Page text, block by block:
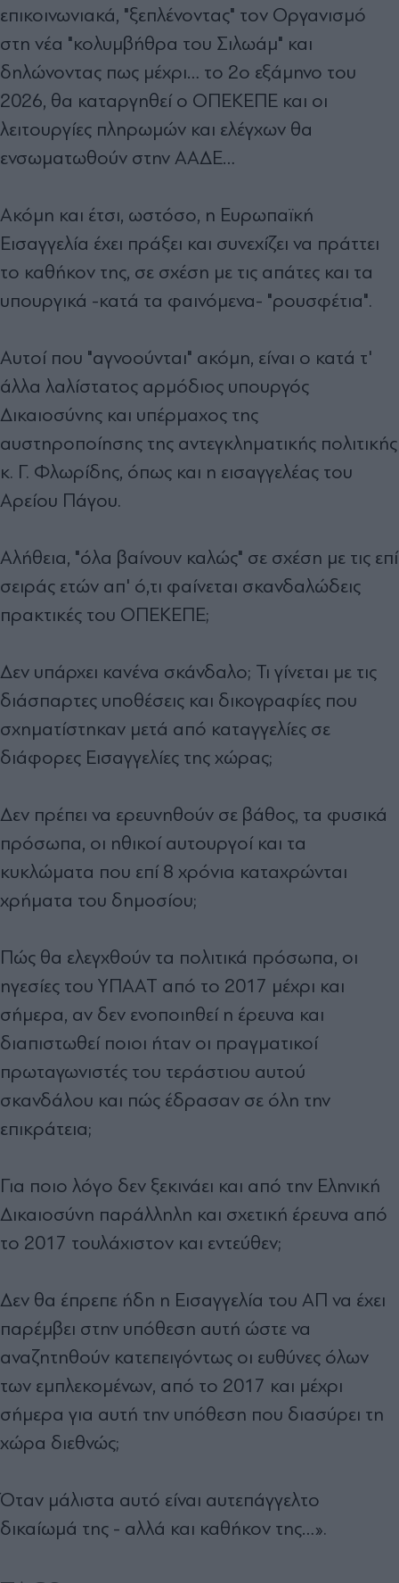
επικοινωνιακά, "ξεπλένοντας" τον Οργανισμό
στη νέα "κολυμβήθρα του Σιλωάμ" και
δηλώνοντας πως μέχρι… το 2ο εξάμηνο του
2026, θα καταργηθεί ο ΟΠΕΚΕΠΕ και οι
λειτουργίες πληρωμών και ελέγχων θα
ενσωματωθούν στην ΑΑΔΕ…
Ακόμη και έτσι, ωστόσο, η Ευρωπαϊκή
Εισαγγελία έχει πράξει και συνεχίζει να πράττει
το καθήκον της, σε σχέση με τις απάτες και τα
υπουργικά -κατά τα φαινόμενα- "ρουσφέτια".
Αυτοί που "αγνοούνται" ακόμη, είναι ο κατά τ'
άλλα λαλίστατος αρμόδιος υπουργός
Δικαιοσύνης και υπέρμαχος της
αυστηροποίησης της αντεγκληματικής πολιτικής
κ. Γ. Φλωρίδης, όπως και η εισαγγελέας του
Αρείου Πάγου.
Αλήθεια, "όλα βαίνουν καλώς" σε σχέση με τις επί
σειράς ετών απ' ό,τι φαίνεται σκανδαλώδεις
πρακτικές του ΟΠΕΚΕΠΕ;
Δεν υπάρχει κανένα σκάνδαλο; Τι γίνεται με τις
διάσπαρτες υποθέσεις και δικογραφίες που
σχηματίστηκαν μετά από καταγγελίες σε
διάφορες Εισαγγελίες της χώρας;
Δεν πρέπει να ερευνηθούν σε βάθος, τα φυσικά
πρόσωπα, οι ηθικοί αυτουργοί και τα
κυκλώματα που επί 8 χρόνια καταχρώνται
χρήματα του δημοσίου;
Πώς θα ελεγχθούν τα πολιτικά πρόσωπα, οι
ηγεσίες του ΥΠΑΑΤ από το 2017 μέχρι και
σήμερα, αν δεν ενοποιηθεί η έρευνα και
διαπιστωθεί ποιοι ήταν οι πραγματικοί
πρωταγωνιστές του τεράστιου αυτού
σκανδάλου και πώς έδρασαν σε όλη την
επικράτεια;
Για ποιο λόγο δεν ξεκινάει και από την Εληνική
Δικαιοσύνη παράλληλη και σχετική έρευνα από
το 2017 τουλάχιστον και εντεύθεν;
Δεν θα έπρεπε ήδη η Εισαγγελία του ΑΠ να έχει
παρέμβει στην υπόθεση αυτή ώστε να
αναζητηθούν κατεπειγόντως οι ευθύνες όλων
των εμπλεκομένων, από το 2017 και μέχρι
σήμερα για αυτή την υπόθεση που διασύρει τη
χώρα διεθνώς;
Όταν μάλιστα αυτό είναι αυτεπάγγελτο
δικαίωμά της - αλλά και καθήκον της…».